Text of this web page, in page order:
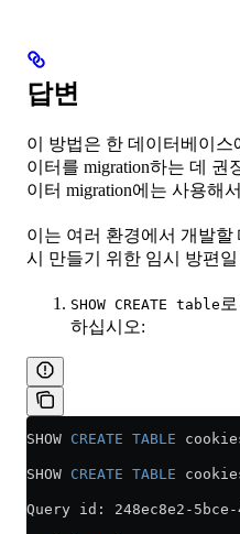
답변
이 방법은 한 데이터베이스
이터를 migration하는 데 권
이터 migration에는 사용해
이는 여러 환경에서 개발
시 만들기 위한 임시 방편
SHOW CREATE table
하십시오:
SHOW CREATE TABLE
SHOW CREATE TABLE
Query id: 248ec8e2 - 5bce -